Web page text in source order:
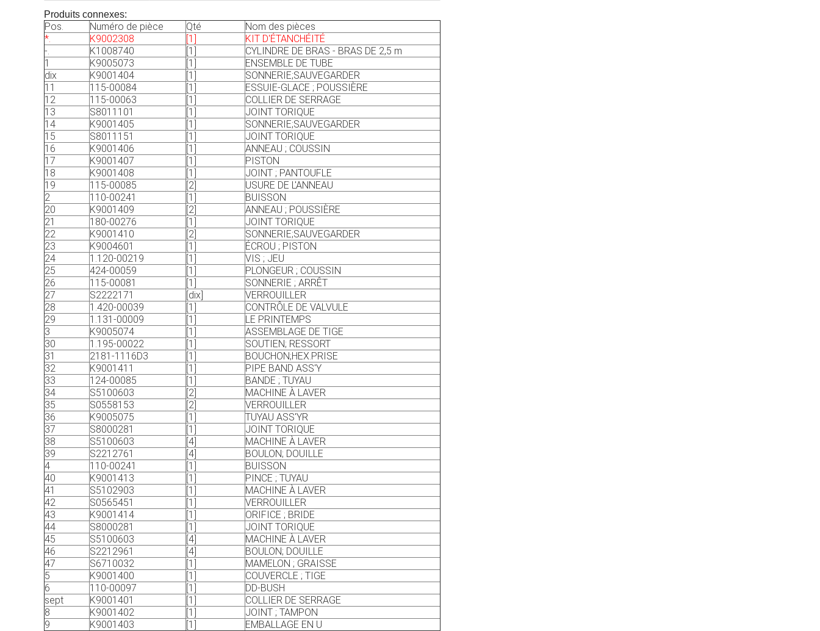
Produits connexes:
Pos. Numéro de pièce Qté
Nom des pièces
*.
K9002308 [1]
KIT D'ÉTANCHÉITÉ
-.
K1008740 [1]
CYLINDRE DE BRAS - BRAS DE 2,5 m
1
K9005073 [1]
ENSEMBLE DE TUBE
dix
K9001404 [1]
SONNERIE;SAUVEGARDER
11
115-00084 [1]
ESSUIE-GLACE ; POUSSIÈRE
12
115-00063 [1]
COLLIER DE SERRAGE
13
S8011101 [1]
JOINT TORIQUE
14
K9001405 [1]
SONNERIE;SAUVEGARDER
15
S8011151 [1]
JOINT TORIQUE
16
K9001406 [1]
ANNEAU ; COUSSIN
17
K9001407 [1]
PISTON
18
K9001408 [1]
JOINT ; PANTOUFLE
19
115-00085 [2]
USURE DE L'ANNEAU
2
110-00241 [1]
BUISSON
20
K9001409 [2]
ANNEAU ; POUSSIÈRE
21
180-00276 [1]
JOINT TORIQUE
22
K9001410 [2]
SONNERIE;SAUVEGARDER
23
K9004601 [1]
ÉCROU ; PISTON
24
1.120-00219 [1]
VIS ; JEU
25
424-00059 [1]
PLONGEUR ; COUSSIN
26
115-00081 [1]
SONNERIE ; ARRÊT
27
S2222171 [dix]
VERROUILLER
28
1.420-00039 [1]
CONTRÔLE DE VALVULE
29
1.131-00009 [1]
LE PRINTEMPS
3
K9005074 [1]
ASSEMBLAGE DE TIGE
30
1.195-00022 [1]
SOUTIEN; RESSORT
31
2181-1116D3 [1]
BOUCHON;HEX.PRISE
32
K9001411 [1]
PIPE BAND ASS'Y
33
124-00085 [1]
BANDE ; TUYAU
34
S5100603 [2]
MACHINE À LAVER
35
S0558153 [2]
VERROUILLER
36
K9005075 [1]
TUYAU ASS'YR
37
S8000281 [1]
JOINT TORIQUE
38
S5100603 [4]
MACHINE À LAVER
39
S2212761 [4]
BOULON; DOUILLE
4
110-00241 [1]
BUISSON
40
K9001413 [1]
PINCE ; TUYAU
41
S5102903 [1]
MACHINE À LAVER
42
S0565451 [1]
VERROUILLER
43
K9001414 [1]
ORIFICE ; BRIDE
44
S8000281 [1]
JOINT TORIQUE
45
S5100603 [4]
MACHINE À LAVER
46
S2212961 [4]
BOULON; DOUILLE
47
S6710032 [1]
MAMELON ; GRAISSE
5
K9001400 [1]
COUVERCLE ; TIGE
6
110-00097 [1]
DD-BUSH
sept
K9001401 [1]
COLLIER DE SERRAGE
8
K9001402 [1]
JOINT ; TAMPON
9
K9001403 [1] EMBALLAGE EN U